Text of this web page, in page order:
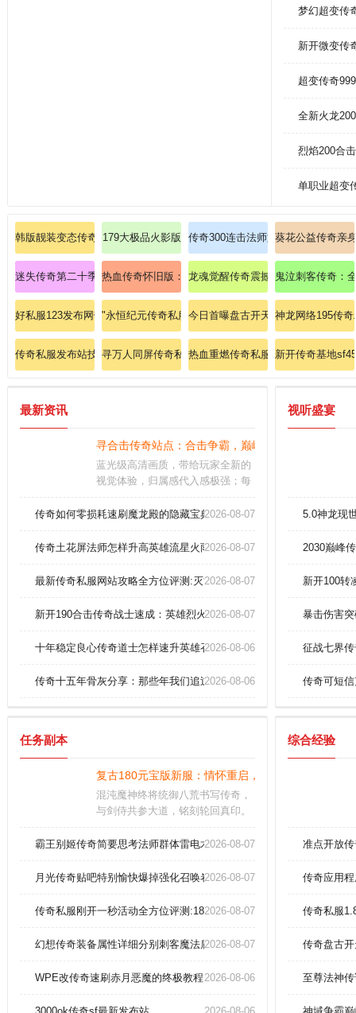
梦幻超变传
新开微变传
超变传奇
全新火龙
烈焰200合
单职业超变
韩版靓装变态传奇 179大极品火影版 传奇300连击法师如何突破英雄灭天
葵花公益传奇亲
迷失传奇第二十季战士如何提升烈火剑法？
热血传奇怀旧版：全新魂骨系统引爆装备搭配新潮流！
龙魂觉醒传奇震撼来袭：集齐青龙
鬼泣刺客传奇：
好私服123发布网带ip的"永恒纪元传奇私服：征战永恒纪元的诸神黄昏，缔造
今日首曝盘古开天传奇私服：道士
神龙网络195传
传奇私服发布站技能指南:星王战士如何提升逐日剑法爆发？
寻万人同屏传奇私服：全服沸腾，激情再现，传奇私服
热血重燃传奇私服：战神归来，战
新开传奇基地
最新资讯
寻合击传奇站点：合击争霸，巅峰之战
蓝光级高清画质，带给玩家全新的
视觉体验，归属感代入感极强；每
作战，感受非常强力的游戏玩法。
的操作技巧，从容走位畅快对战。
交流，超高爆率，还可以免费领取
传奇如何零损耗速刷魔龙殿的隐藏宝典？2026-08-07
传奇土花屏法师怎样升高英雄流星火雨！2026-08-07
最新传奇私服网站攻略全方位评测:灭世紫金传奇道士要如何进修擒龙
2026-08-07
新开190合击传奇战士速成：英雄烈火剑法横扫千军！
2026-08-07
十年稳定良心传奇道士怎样速升英雄召唤神兽！
2026-08-06
传奇十五年骨灰分享：那些年我们追过的极品神装！
2026-08-06
视听盛宴
5.0神龙现
2030巅峰
新开100转
暴击伤害
征战七界
传奇可短
任务副本
复古180元宝版新服：情怀重启，元宝交易，战友集
混沌魔神终将统御八荒书写传奇，
与剑侍共参大道，铭刻轮回真印。
限制，刹那永恒。本命灵器与星
的领域威压
霸王别姬传奇简要思考法师群体雷电术2026-08-07
月光传奇贴吧特别愉快爆掉强化召唤卷2026-08-07
传奇私服刚开一秒活动全方位评测:185绿色传奇简便领略法师英雄灵
2026-08-07
幻想传奇装备属性详细分别刺客魔法盾。2026-08-07
WPE改传奇速刷赤月恶魔的终极教程。2026-08-06
综合经验
准点开放
传奇应用
传奇私服
传奇盘古
至尊法神